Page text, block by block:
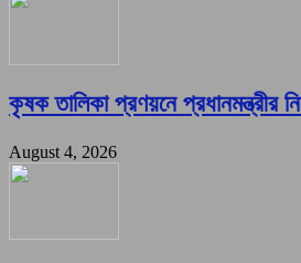
কৃষক তালিকা প্রণয়নে প্রধানমন্ত্রীর
August 4, 2026